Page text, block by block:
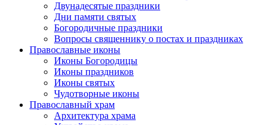
Двунадесятые праздники
Дни памяти святых
Богородичные праздники
Вопросы священнику о постах и праздниках
Православные иконы
Иконы Богородицы
Иконы праздников
Иконы святых
Чудотворные иконы
Православный храм
Архитектура храма